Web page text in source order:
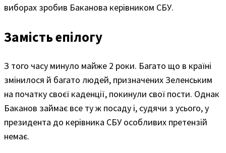
виборах зробив Баканова керівником СБУ.
Замість епілогу
З того часу минуло майже 2 роки. Багато що в країні
змінилося й багато людей, призначених Зеленським
на початку своєї каденції, покинули свої пости. Однак
Баканов займає все ту ж посаду і, судячи з усього, у
президента до керівника СБУ особливих претензій
немає.